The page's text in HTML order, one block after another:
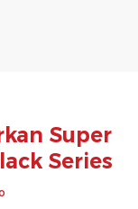
Super
Series